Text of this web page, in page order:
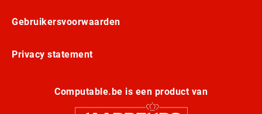
Gebruikersvoorwaarden
Privacy statement
Computable.be is een product van